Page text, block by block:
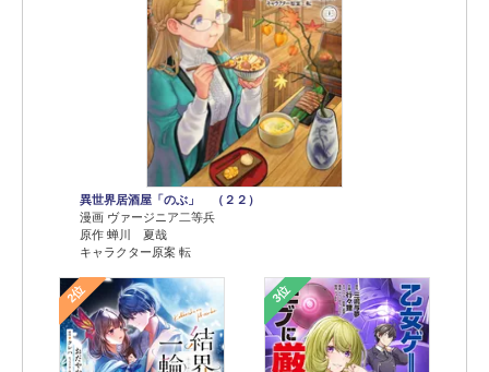
異世界居酒屋「のぶ」 （２２）
漫画 ヴァージニア二等兵
原作 蝉川 夏哉
キャラクター原案 転
2位 3位